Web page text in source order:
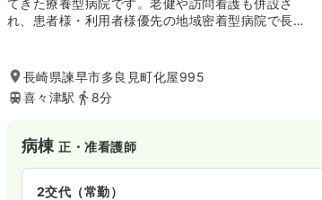
てきた療養型病院です。老健や訪問看護も併設さ
れ、患者様・利用者様優先の地域密着型病院で長く
長崎県諫早市多良見町化屋995
喜々津駅
8分
病棟正・准看護師
2交代（常勤）